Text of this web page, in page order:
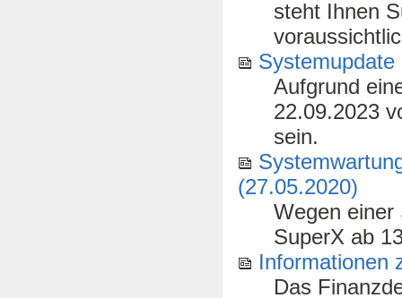
steht Ihnen
Aufgrund
22.09.2023
sein.
(27.05.2020)
Wegen einer
SuperX ab
Informationen
Das